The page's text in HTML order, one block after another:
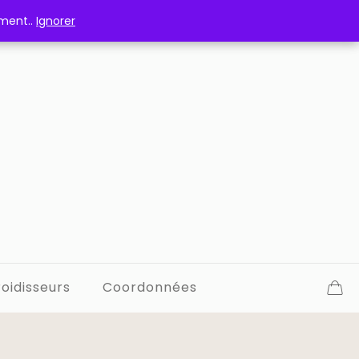
Coordonnées
Ignorer
Ignorer